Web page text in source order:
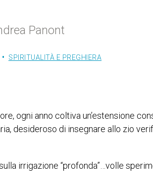
Panont
SPIRITUALITÀ E PREGHIERA
ogni anno coltiva un’estensione
desideroso di insegnare allo zio
irrigazione “profonda”…volle